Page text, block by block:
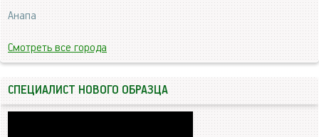
Анапа
Смотреть все города
СПЕЦИАЛИСТ НОВОГО ОБРАЗЦА